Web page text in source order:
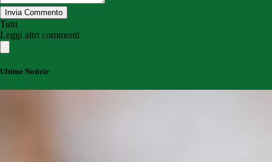
Invia Commento
Tutti
Leggi altri commenti
Ultime Notizie